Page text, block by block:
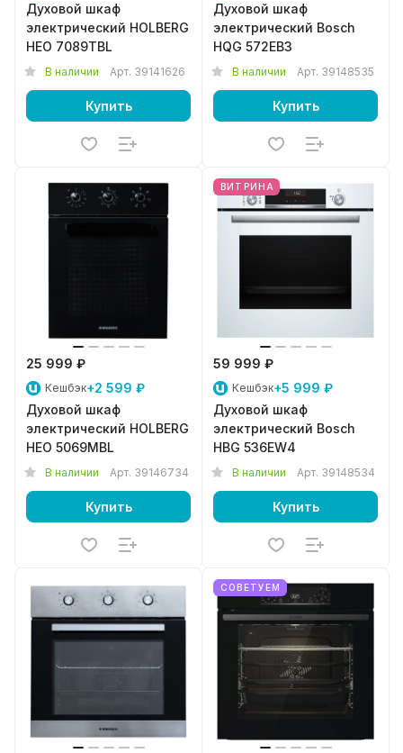
Духовой шкаф
электрический HOLBERG
HEO 7089TBL
В наличии Арт. 39141626
Купить
Духовой шкаф
электрический Bosch
HQG 572EB3
В наличии Арт. 39148535
Купить
25 999 ₽
Кешбэк+2 599 ₽
Духовой шкаф
электрический HOLBERG
HEO 5069MBL
В наличии Арт. 39146734
Купить
ВИТРИНА
59 999 ₽
Кешбэк+5 999 ₽
Духовой шкаф
электрический Bosch
HBG 536EW4
В наличии Арт. 39148534
Купить
СОВЕТУЕМ